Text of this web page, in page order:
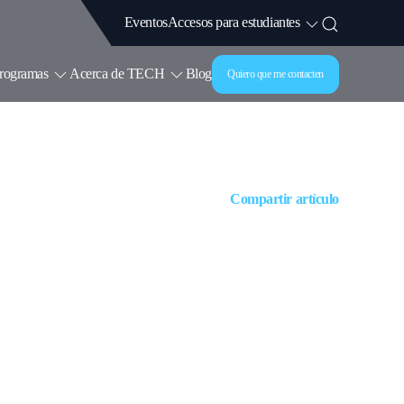
EventosAccesos para estudiantes
Acerca de TECH Blog Quiero que me contacten
Compartir artículo